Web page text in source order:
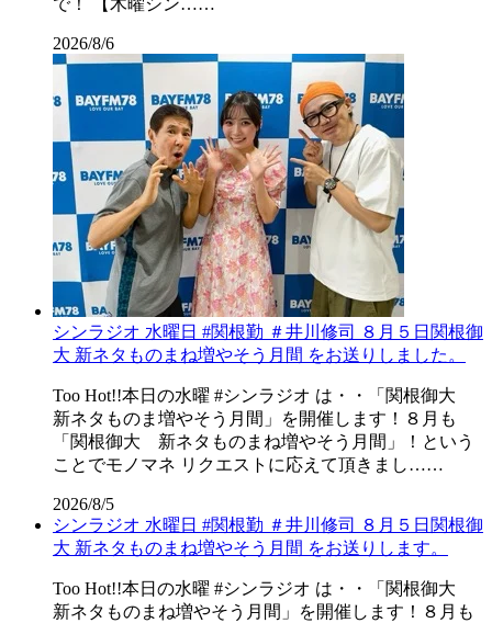
で！ 【木曜シン……
2026/8/6
シンラジオ 水曜日 #関根勤 ＃井川修司 ８月５日関根御
大 新ネタものまね増やそう月間 をお送りしました。
Too Hot!!本日の水曜 #シンラジオ は・・「関根御大
新ネタものま増やそう月間」を開催します！８月も
「関根御大 新ネタものまね増やそう月間」！という
ことでモノマネ リクエストに応えて頂きまし……
2026/8/5
シンラジオ 水曜日 #関根勤 ＃井川修司 ８月５日関根御
大 新ネタものまね増やそう月間 をお送りします。
Too Hot!!本日の水曜 #シンラジオ は・・「関根御大
新ネタものまね増やそう月間」を開催します！８月も